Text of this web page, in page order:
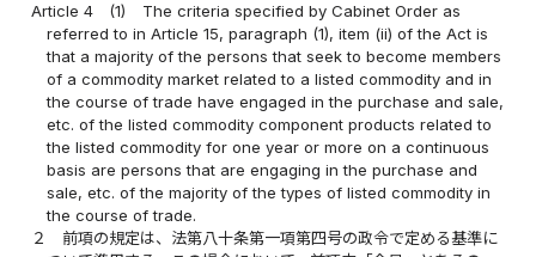
Article 4
(1)
The criteria specified by Cabinet Order as
referred to in Article 15, paragraph (1), item (ii) of the Act is
that a majority of the persons that seek to become members
of a commodity market related to a listed commodity and in
the course of trade have engaged in the purchase and sale,
etc. of the listed commodity component products related to
the listed commodity for one year or more on a continuous
basis are persons that are engaging in the purchase and
sale, etc. of the majority of the types of listed commodity in
the course of trade.
２
前項の規定は、法第八十条第一項第四号の政令で定める基準に